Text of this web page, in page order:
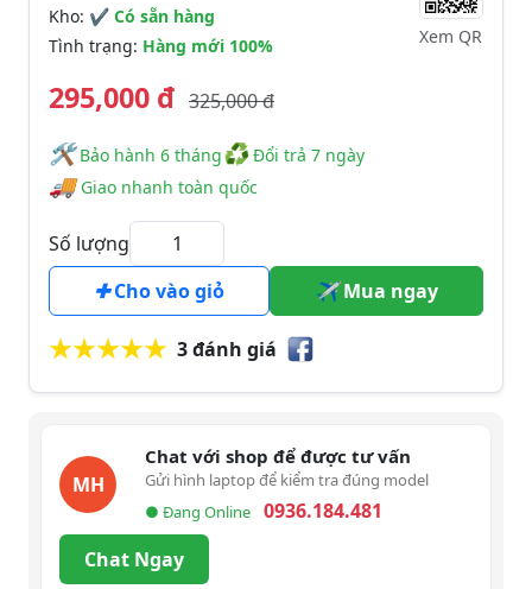
Kho: ✔ Có sẵn hàng
Tình trạng: Hàng mới 100% Xem QR
295,000 đ 325,000 đ
🛠️️ Bảo hành 6 tháng♻Đổi trả 7 ngày
🚚Giao nhanh toàn quốc
Số lượng
Cho vào giỏ
Mua ngay
3 đánh giá
MH
Chat với shop để được tư vấn
Gửi hình laptop để kiểm tra đúng model
● Đang Online
0936.184.481
Chat Ngay